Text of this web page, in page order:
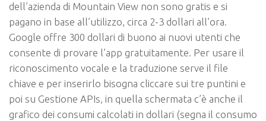
dell’azienda di Mountain View non sono gratis e si
pagano in base all’utilizzo, circa 2-3 dollari all’ora.
Google offre 300 dollari di buono ai nuovi utenti che
consente di provare l’app gratuitamente. Per usare il
riconoscimento vocale e la traduzione serve il file
chiave e per inserirlo bisogna cliccare sui tre puntini e
poi su Gestione APIs, in quella schermata c’è anche il
grafico dei consumi calcolati in dollari (segna il consumo